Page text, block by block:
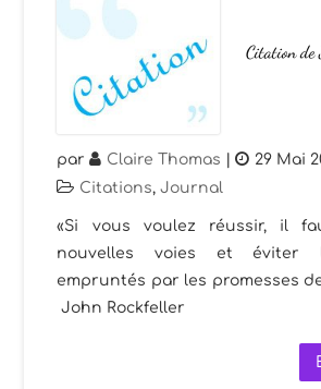
Citation de
par Claire Thomas | 29 Mai
Citations,Journal
«Si vous voulez réussir, il
nouvelles voies et éviter
empruntés par les promesses
John Rockfeller